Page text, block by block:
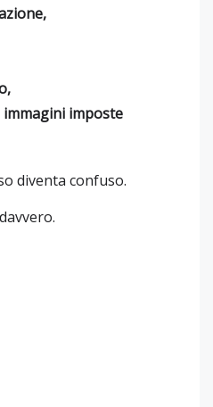
imposte
diventa confuso.